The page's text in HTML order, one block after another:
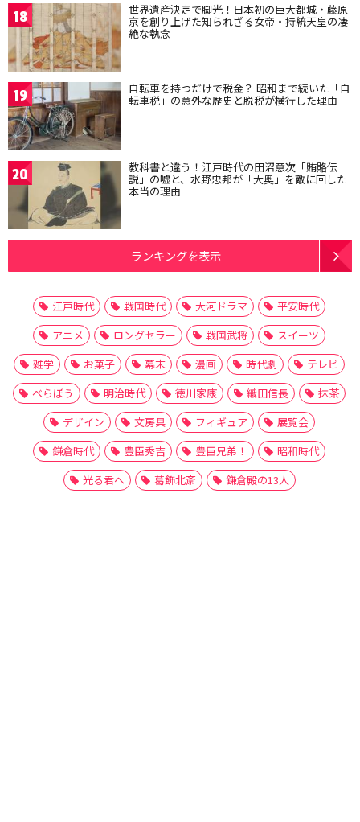
18 世界遺産決定で脚光！日本初の巨大都城・藤原
京を創り上げた知られざる女帝・持統天皇の凄
絶な執念
19 自転車を持つだけで税金？ 昭和まで続いた「自
転車税」の意外な歴史と脱税が横行した理由
20 教科書と違う！江戸時代の田沼意次「賄賂伝
説」の嘘と、水野忠邦が「大奥」を敵に回した
本当の理由
ランキングを表示
江戸時代 戦国時代 大河ドラマ
平安時代
アニメ
ロングセラー 戦国武将
スイーツ
雑学
お菓子 幕末 漫画 時代劇
テレビ
べらぼう
明治時代 徳川家康 織田信長
抹茶
デザイン
文房具 フィギュア
展覧会
鎌倉時代
豊臣秀吉 豊臣兄弟！
昭和時代
光る君へ
葛飾北斎 鎌倉殿の13人